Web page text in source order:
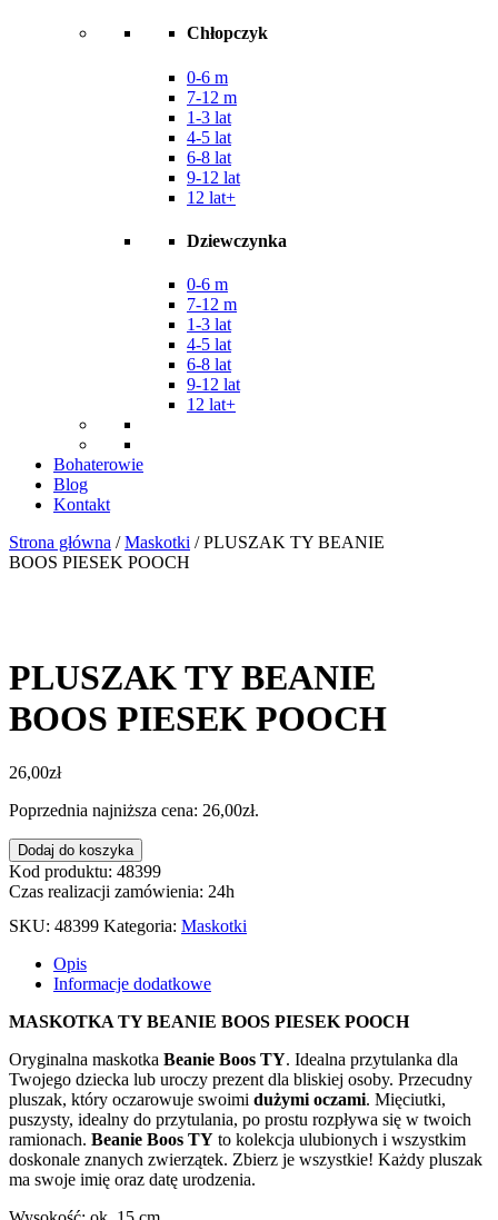
Chłopczyk
0-6 m
7-12 m
1-3 lat
4-5 lat
6-8 lat
9-12 lat
12 lat+
Dziewczynka
0-6 m
7-12 m
1-3 lat
4-5 lat
6-8 lat
9-12 lat
12 lat+
Bohaterowie
Blog
Kontakt
Strona główna /Maskotki / PLUSZAK TY BEANIE
BOOS PIESEK POOCH
PLUSZAK TY BEANIE
BOOS PIESEK POOCH
26,00zł
Poprzednia najniższa cena: 26,00zł.
ilość
PLUSZAK
TY
BOOS PIESEK
Dodaj do koszyka
Kod produktu: 48399
Czas realizacji zamówienia: 24h
SKU: 48399 Kategoria: Maskotki
Opis
Informacje dodatkowe
MASKOTKA TY BEANIE BOOS PIESEK POOCH
Oryginalna maskotka Beanie Boos TY. Idealna przytulanka dla
Twojego dziecka lub uroczy prezent dla bliskiej osoby. Przecudny
pluszak, który oczarowuje swoimi dużymi oczami. Mięciutki,
puszysty, idealny do przytulania, po prostu rozpływa się w twoich
ramionach. Beanie Boos TY to kolekcja ulubionych i wszystkim
doskonale znanych zwierzątek. Zbierz je wszystkie! Każdy pluszak
ma swoje imię oraz datę urodzenia.